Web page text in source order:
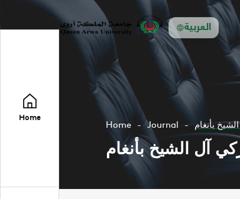
العربية
Home
Home Journal بأنغام
آل الشيخ بأنغام